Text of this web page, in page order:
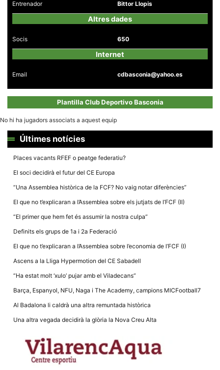
Entrenador Bittor Llopis
Altres dades
Socis 650
Internet
Email cdbasconia@yahoo.es
Plantilla Club Deportivo Basconia
No hi ha jugadors associats a aquest equip
Últimes notícies
Places vacants RFEF o peatge federatiu?
El soci decidirà el futur del CE Europa
“Una Assemblea històrica de la FCF? No vaig notar diferències”
El que no t’explicaran a l’Assemblea sobre els jutjats de l’FCF (II)
“El primer que hem fet és assumir la nostra culpa”
Definits els grups de 1a i 2a Federació
El que no t’explicaran a l’Assemblea sobre l’economia de l’FCF (I)
Ascens a la Lliga Hypermotion del CE Sabadell
“Ha estat molt ‘xulo’ pujar amb el Viladecans”
Barça, Espanyol, NFU, Naga i The Academy, campions MICFootball7
Al Badalona li caldrà una altra remuntada històrica
Una altra vegada decidirà la glòria la Nova Creu Alta
Estadístiques
Recopilem
dades
de manera
per a millorar
i la seva
lloc funcioni tan
possible. Si
aquestes
desapareixeran
En compartir
interessos i
mentre
web
incrementes
la possibilitat